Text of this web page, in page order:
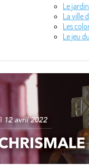
Le
La ville
Les
Le jeu